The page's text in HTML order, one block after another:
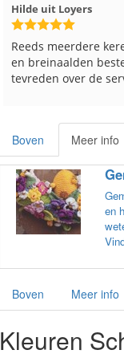
Hilde uit Loyers
Reeds meerdere
en breinaalden
tevreden over de
Boven Meer info
en
Boven Meer info
Kleuren